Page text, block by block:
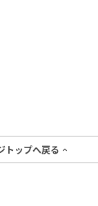
トップへ戻る